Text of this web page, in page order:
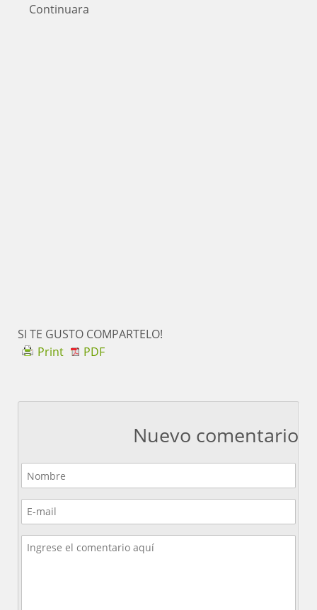
Continuara
SI TE GUSTO COMPARTELO!
Print
PDF
Nuevo comentario